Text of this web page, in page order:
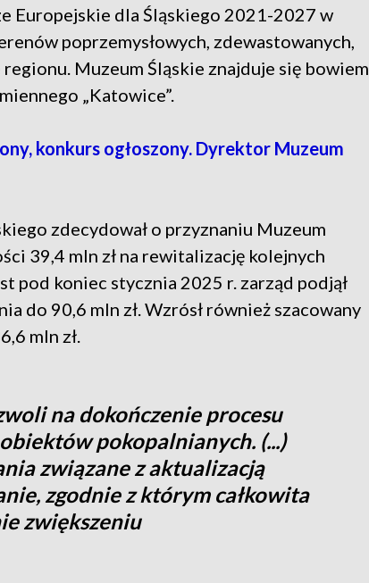
Europejskie dla Śląskiego 2021-2027 w
poprzemysłowych, zdewastowanych,
Muzeum Śląskie znajduje się bowiem
„Katowice”.
konkurs ogłoszony. Dyrektor Muzeum
zdecydował o przyznaniu Muzeum
39,4 mln zł na rewitalizację kolejnych
pod koniec stycznia 2025 r. zarząd podjął
do 90,6 mln zł. Wzrósł również szacowany
mln zł.
na dokończenie procesu
pokopalnianych. (...)
związane z aktualizacją
zgodnie z którym całkowita
zwiększeniu